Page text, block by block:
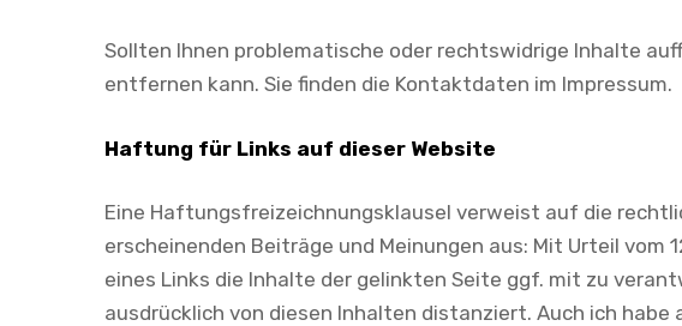
Sollten Ihnen problematische oder rechtswidrige Inhalte
entfernen kann. Sie finden die Kontaktdaten im Impressum.
Haftung für Links auf dieser Website
Eine Haftungsfreizeichnungsklausel verweist auf die
erscheinenden Beiträge und Meinungen aus: Mit Urteil vom
eines Links die Inhalte der gelinkten Seite ggf. mit zu
ausdrücklich von diesen Inhalten distanziert. Auch ich